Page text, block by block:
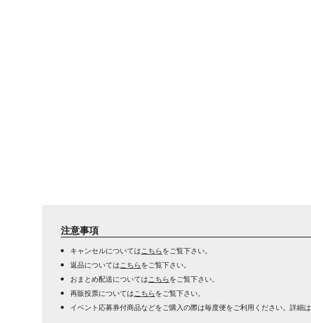
注意事項
キャンセルについては こちらをご覧下さい。
返品については こちらをご覧下さい。
おまとめ配送については こちらをご覧下さい。
再販投票については こちらをご覧下さい。
イベント応募券付商品などをご購入の際は毎度便をご利用ください。詳細は